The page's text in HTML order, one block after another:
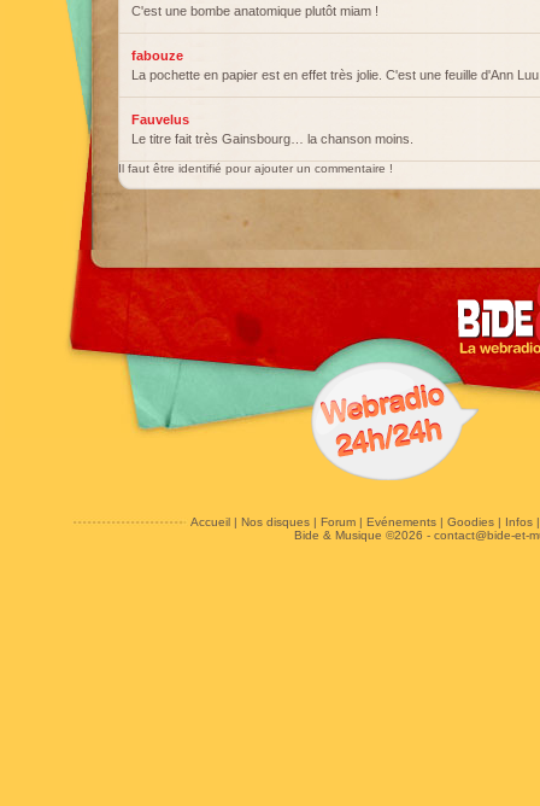
C'est une bombe anatomique plutôt miam !
fabouze
La pochette en papier est en effet très jolie. C'est une feuille d'Ann
Fauvelus
Le titre fait très Gainsbourg… la chanson moins.
Il faut être identifié pour ajouter un commentaire !
Accueil| Nos disques| Forum| Evénements| Goodies| Infos
Bide & Musique ©2026 - contact@bide-et-